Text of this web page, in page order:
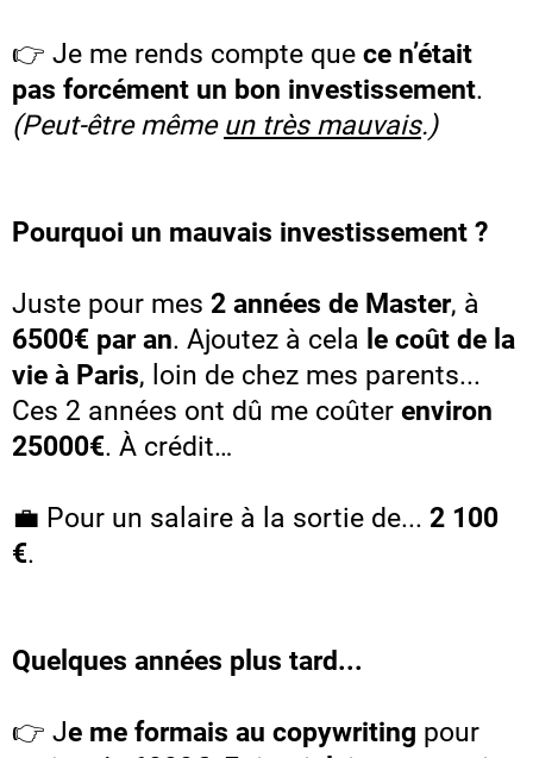
👉 Je me rends compte que ce n’était
pas forcément un bon investissement.
(Peut-être même un très mauvais.)
Pourquoi un mauvais investissement ?
Juste pour mes 2 années de Master, à
6500€ par an. Ajoutez à cela le coût de la
vie à Paris, loin de chez mes parents...
Ces 2 années ont dû me coûter environ
25000€. À crédit…
💼 Pour un salaire à la sortie de... 2 100
€.
Quelques années plus tard...
👉 Je me formais au copywriting pour